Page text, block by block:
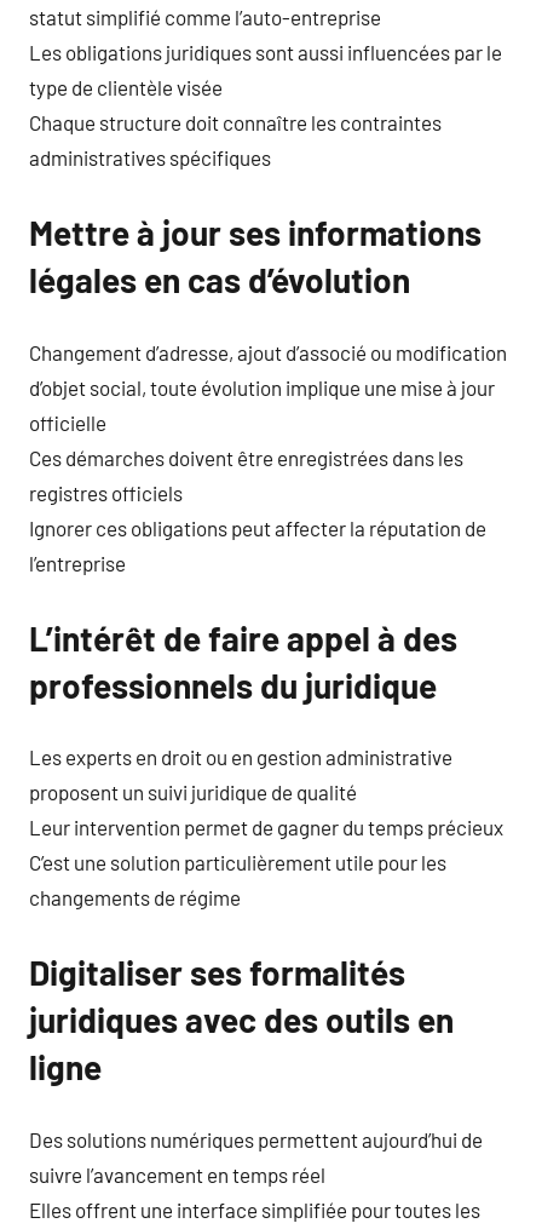
statut simplifié comme l’auto-entreprise
Les obligations juridiques sont aussi influencées par le
type de clientèle visée
Chaque structure doit connaître les contraintes
administratives spécifiques
Mettre à jour ses informations
légales en cas d’évolution
Changement d’adresse, ajout d’associé ou modification
d’objet social, toute évolution implique une mise à jour
officielle
Ces démarches doivent être enregistrées dans les
registres officiels
Ignorer ces obligations peut affecter la réputation de
l’entreprise
L’intérêt de faire appel à des
professionnels du juridique
Les experts en droit ou en gestion administrative
proposent un suivi juridique de qualité
Leur intervention permet de gagner du temps précieux
C’est une solution particulièrement utile pour les
changements de régime
Digitaliser ses formalités
juridiques avec des outils en
ligne
Des solutions numériques permettent aujourd’hui de
suivre l’avancement en temps réel
Elles offrent une interface simplifiée pour toutes les